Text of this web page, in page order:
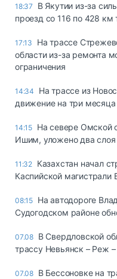
18:37
В Якутии из-за
проезд со 116 по 428 км
17:13
На трассе
области из-за ремонта
ограничения
14:34
На трассе из
движение на три месяца
14:15 На севере Омской
Ишим, уложено два слоя
11:32 Казахстан начал
Каспийской магистрали
08:15 На автодороге
Судогодском районе
07.08 В Свердловской
трассу Невьянск – Реж
07.08 В Бессоновке на